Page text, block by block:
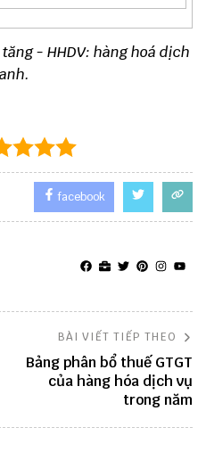
tăng- HHDV: hàng hoá dịch
facebook
BÀI VIẾT TIẾP THEO
Bảng phân bổ thuế GTGT
của hàng hóa dịch vụ
trong năm